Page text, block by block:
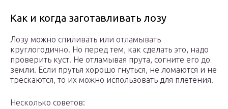
Как и когда заготавливать лозу
Лозу можно спиливать или отламывать
круглогодично. Но перед тем, как сделать это, надо
проверить куст. Не отламывая прута, согните его до
земли. Если прутья хорошо гнуться, не ломаются и не
трескаются, то их можно использовать для плетения.
Несколько советов: